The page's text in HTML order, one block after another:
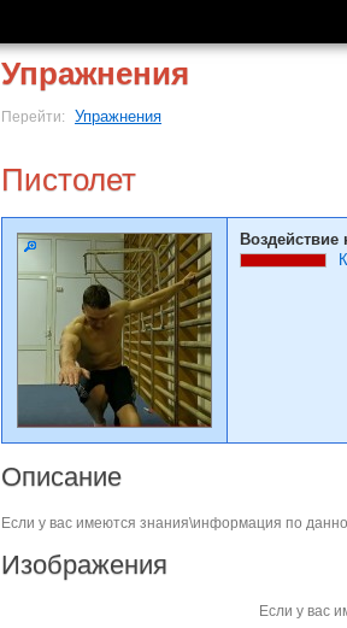
Упражнения
Перейти: Упражнения
Пистолет
Описание
Если у вас имеются знания\информация по
Изображения
Если у вас